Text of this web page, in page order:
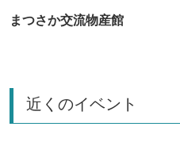
まつさか交流物産館
近くのイベント